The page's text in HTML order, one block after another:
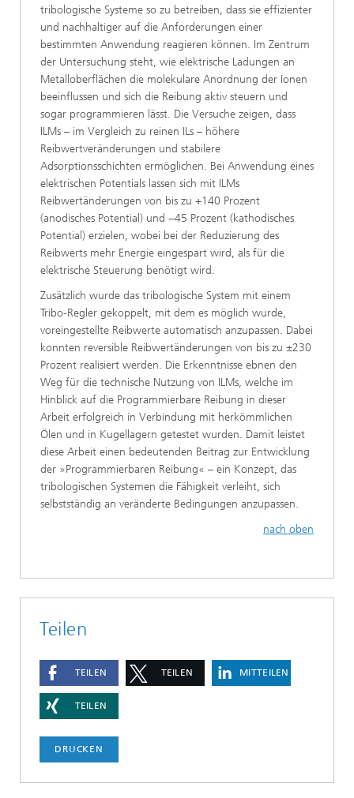
tribologische Systeme so zu betreiben, dass sie effizienter
und nachhaltiger auf die Anforderungen einer
bestimmten Anwendung reagieren können. Im Zentrum
der Untersuchung steht, wie elektrische Ladungen an
Metalloberflächen die molekulare Anordnung der Ionen
beeinflussen und sich die Reibung aktiv steuern und
sogar programmieren lässt. Die Versuche zeigen, dass
ILMs – im Vergleich zu reinen ILs – höhere
Reibwertveränderungen und stabilere
Adsorptionsschichten ermöglichen. Bei Anwendung eines
elektrischen Potentials lassen sich mit ILMs
Reibwertänderungen von bis zu +140 Prozent
(anodisches Potential) und −45 Prozent (kathodisches
Potential) erzielen, wobei bei der Reduzierung des
Reibwerts mehr Energie eingespart wird, als für die
elektrische Steuerung benötigt wird.
Zusätzlich wurde das tribologische System mit einem
Tribo-Regler gekoppelt, mit dem es möglich wurde,
voreingestellte Reibwerte automatisch anzupassen. Dabei
konnten reversible Reibwertänderungen von bis zu ±230
Prozent realisiert werden. Die Erkenntnisse ebnen den
Weg für die technische Nutzung von ILMs, welche im
Hinblick auf die Programmierbare Reibung in dieser
Arbeit erfolgreich in Verbindung mit herkömmlichen
Ölen und in Kugellagern getestet wurden. Damit leistet
diese Arbeit einen bedeutenden Beitrag zur Entwicklung
der »Programmierbaren Reibung« – ein Konzept, das
tribologischen Systemen die Fähigkeit verleiht, sich
selbstständig an veränderte Bedingungen anzupassen.
nach oben
Teilen
TEILEN TEILEN MITTEILEN
TEILEN
DRUCKEN